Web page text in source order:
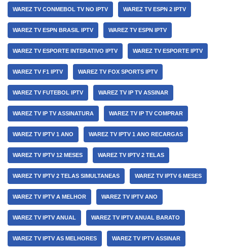
WAREZ TV CONMEBOL TV NO IPTV WAREZ TV ESPN 2 IPTV
WAREZ TV ESPN BRASIL IPTV WAREZ TV ESPN IPTV
WAREZ TV ESPORTE INTERATIVO IPTV WAREZ TV ESPORTE IPTV
WAREZ TV F1 IPTV WAREZ TV FOX SPORTS IPTV
WAREZ TV FUTEBOL IPTV WAREZ TV IP TV ASSINAR
WAREZ TV IP TV ASSINATURA WAREZ TV IP TV COMPRAR
WAREZ TV IPTV 1 ANO WAREZ TV IPTV 1 ANO RECARGAS
WAREZ TV IPTV 12 MESES WAREZ TV IPTV 2 TELAS
WAREZ TV IPTV 2 TELAS SIMULTANEAS WAREZ TV IPTV 6 MESES
WAREZ TV IPTV A MELHOR WAREZ TV IPTV ANO
WAREZ TV IPTV ANUAL WAREZ TV IPTV ANUAL BARATO
WAREZ TV IPTV AS MELHORES WAREZ TV IPTV ASSINAR